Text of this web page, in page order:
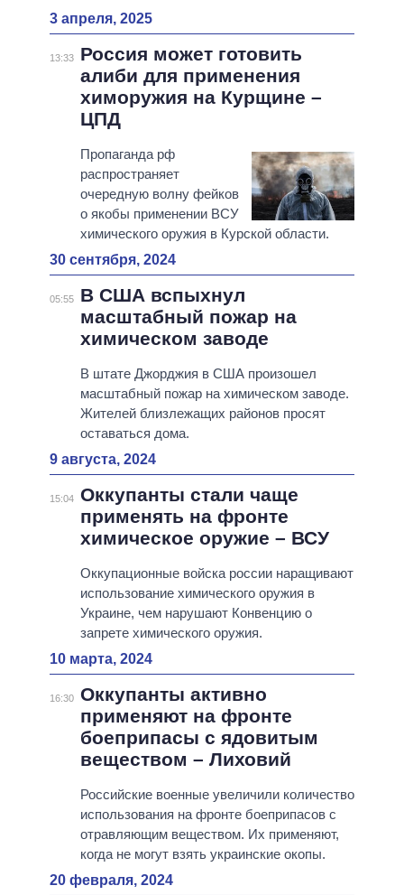
3 апреля, 2025
13:33
Россия может готовить
алиби для применения
химоружия на Курщине –
ЦПД
Пропаганда рф
распространяет
очередную волну фейков
о якобы применении ВСУ
химического оружия в Курской области.
30 сентября, 2024
05:55
В США вспыхнул
масштабный пожар на
химическом заводе
В штате Джорджия в США произошел
масштабный пожар на химическом заводе.
Жителей близлежащих районов просят
оставаться дома.
9 августа, 2024
15:04 Оккупанты стали чаще
применять на фронте
химическое оружие – ВСУ
Оккупационные войска россии наращивают
использование химического оружия в
Украине, чем нарушают Конвенцию о
запрете химического оружия.
10 марта, 2024
16:30 Оккупанты активно
применяют на фронте
боеприпасы с ядовитым
веществом – Лиховий
Российские военные увеличили количество
использования на фронте боеприпасов с
отравляющим веществом. Их применяют,
когда не могут взять украинские окопы.
20 февраля, 2024